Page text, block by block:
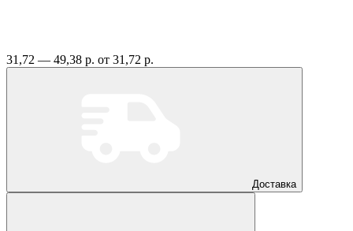
31,72 — 49,38 р. от 31,72 р.
Доставка